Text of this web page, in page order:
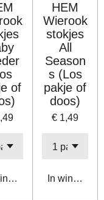
of
HEM
Wierook
stokjes
All
Season
s (Los
pakje of
doos)
€ 1,49
In